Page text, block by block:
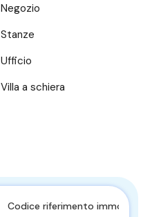
Negozio
Stanze
Ufficio
Villa a schiera